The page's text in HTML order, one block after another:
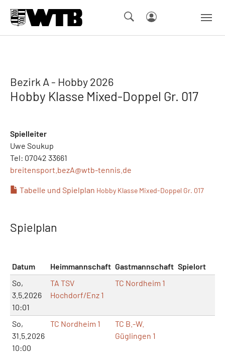
Bezirk A - Hobby 2026
Hobby Klasse Mixed-Doppel Gr. 017
Spielleiter
Uwe Soukup
Tel: 07042 33661
breitensport.bezA@wtb-tennis.de
Tabelle und Spielplan Hobby Klasse Mixed-Doppel Gr. 017
Spielplan
Datum Heimmannschaft Gastmannschaft Spielort
So,
3.5.2026
10:01
TA TSV
Hochdorf/Enz 1
TC Nordheim 1
So,
31.5.2026
10:00
TC Nordheim 1
TC B.-W.
Güglingen 1